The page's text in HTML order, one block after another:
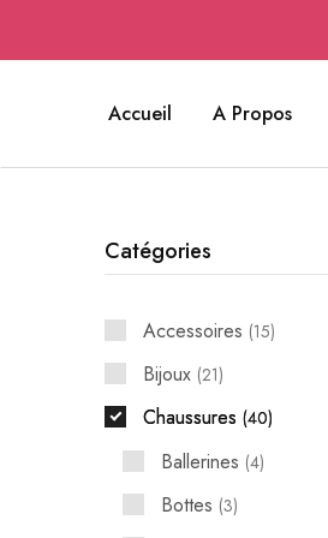
Accueil A Propos
Catégories
Accessoires 15
Bijoux 21
Chaussures 40
Ballerines 4
Bottes 3